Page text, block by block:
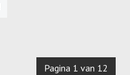
Pagina 1 van 12